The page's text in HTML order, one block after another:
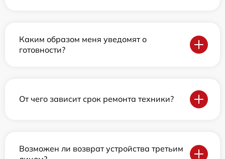
Каким образом меня уведомят о
готовности?
От чего зависит срок ремонта техники?
Возможен ли возврат устройства третьим